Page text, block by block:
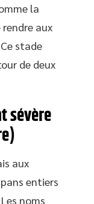
la
aux
stade
de deux
sévère
aux
entiers
noms